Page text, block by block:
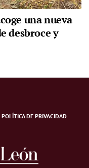
una nueva
desbroce y
POLÍTICA DE PRIVACIDAD